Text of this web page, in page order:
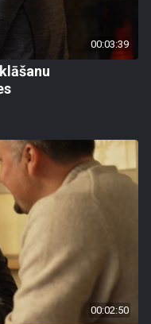
00:03:39
00:02:50